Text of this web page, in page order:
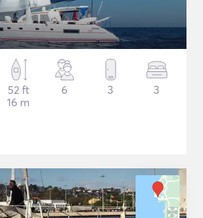
52 ft
16 m
6 3 3